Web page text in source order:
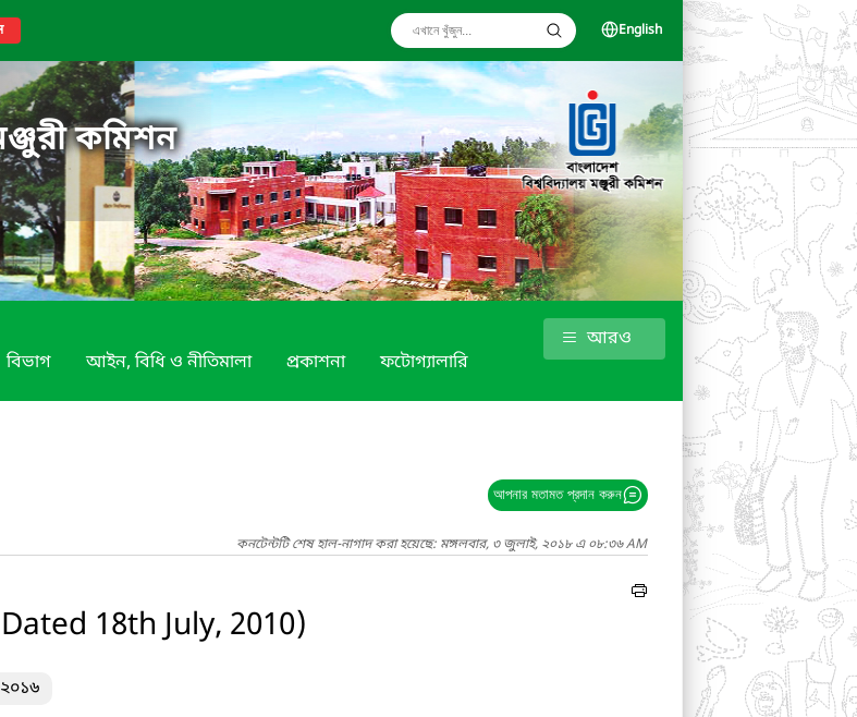
English
কমিশন
বিভাগ আইন, বিধি ও নীতিমালা প্রকাশনা ফটোগ্যালারি
আরও
আপনার মতামত প্রদান করুন
কনটেন্টটি শেষ হাল-নাগাদ করা হয়েছে: মঙ্গলবার, ৩ জুলাই, ২০১৮ এ ০৮:৩৬ AM
18th July, 2010)